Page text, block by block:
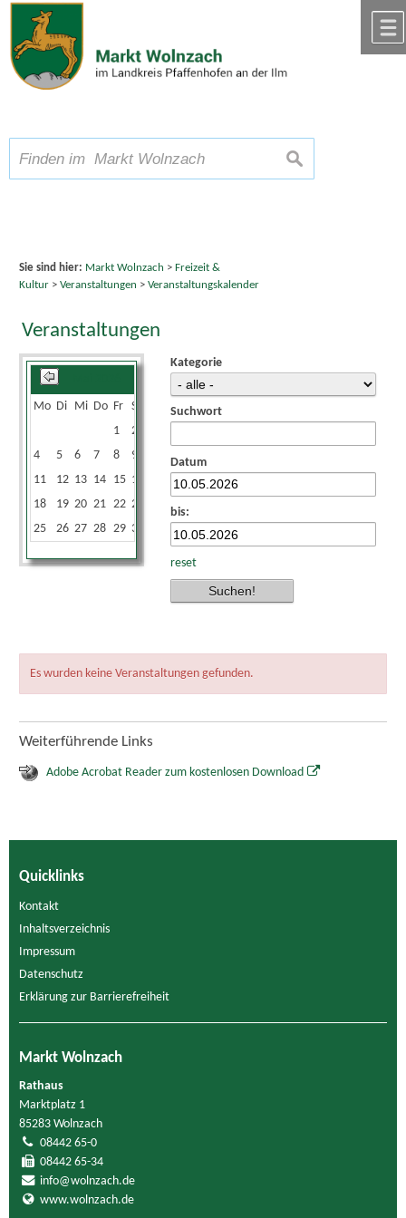
Zum Inhalt,zur Navigation
Schriftgröße A A A suchen
Sie sind hier: Markt Wolnzach > Freizeit &
Kultur> Veranstaltungen > Veranstaltungskalender
Veranstaltungen
Mo Di Mi Do Fr Sa
1
2
4
5 6 7 8 9
11
12 13 14 15 16
18
19 20 21 22 23
25
26 27 28 29 30
Kategorie
Suchwort
Datum
bis:
reset
Es wurden keine Veranstaltungen gefunden.
Weiterführende Links
Adobe Acrobat Reader zum kostenlosen Download
Quicklinks
Kontakt
Inhaltsverzeichnis
Impressum
Datenschutz
Erklärung zur Barrierefreiheit
Markt Wolnzach
Rathaus
Marktplatz 1
85283 Wolnzach
08442 65-0
08442 65-34
info@wolnzach.de
www.wolnzach.de